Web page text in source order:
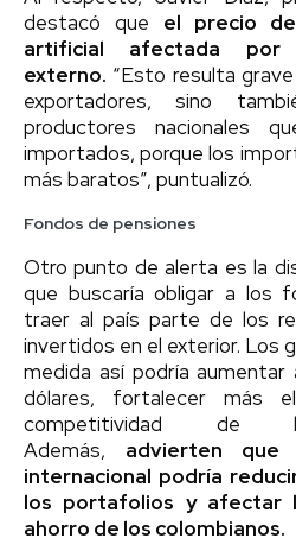
destacó que el precio
artificial afectada por
externo. “Esto resulta
exportadores, sino
productores nacionales
importados, porque los
más baratos”, puntualizó.
Fondos de pensiones
Otro punto de alerta es la
que buscaría obligar a los
traer al país parte de los
invertidos en el exterior. Los
medida así podría
dólares, fortalecer más
competitividad de
Además, advierten que
internacional podría
los portafolios y afectar
ahorro de los colombianos.